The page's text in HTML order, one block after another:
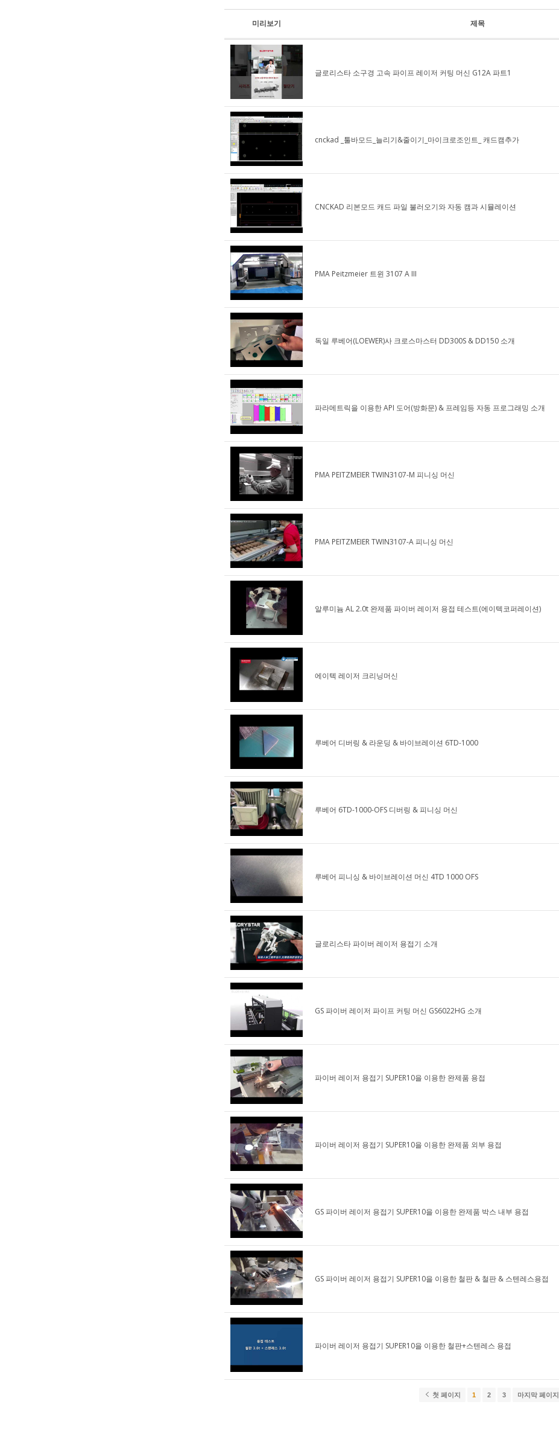
미리보기 제목
글로리스타 소구경 고속 파이프 레이저 커팅 머신 G12A 파트1
cnckad _툴바모드_늘리기&줄이기_마이크로조인트_ 캐드캠추가
CNCKAD 리본모드 캐드 파일 불러오기와 자동 캠과 시뮬레이션
PMA Peitzmeier 트윈 3107 A III
독일 루베어(LOEWER)사 크로스마스터 DD300S & DD150 소개
파라메트릭을 이용한 API 도어(방화문) & 프레임등 자동 프로그래밍 소개
PMA PEITZMEIER TWIN3107-M 피니싱 머신
PMA PEITZMEIER TWIN3107-A 피니싱 머신
알루미늄 AL 2.0t 완제품 파이버 레이저 용접 테스트(에이텍코퍼레이션)
에이텍 레이저 크리닝머신
루베어 디버링 & 라운딩 & 바이브레이션 6TD-1000
루베어 6TD-1000-OFS 디버링 & 피니싱 머신
루베어 피니싱 & 바이브레이션 머신 4TD 1000 OFS
글로리스타 파이버 레이저 용접기 소개
GS 파이버 레이저 파이프 커팅 머신 GS6022HG 소개
파이버 레이저 용접기 SUPER10을 이용한 완제품 용접
파이버 레이저 용접기 SUPER10을 이용한 완제품 외부 용접
GS 파이버 레이저 용접기 SUPER10을 이용한 완제품 박스 내부 용접
GS 파이버 레이저 용접기 SUPER10을 이용한 철판 & 철판 & 스텐레스용접
파이버 레이저 용접기 SUPER10을 이용한 철판+스텐레스 용접
첫 페이지 1 2 3 마지막 페이지